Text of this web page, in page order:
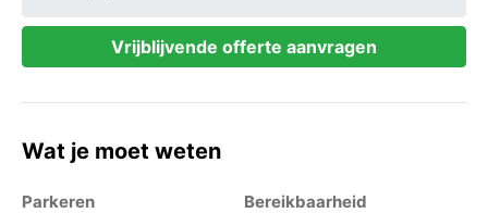
Vrijblijvende offerte aanvragen
Wat je moet weten
Parkeren Bereikbaarheid